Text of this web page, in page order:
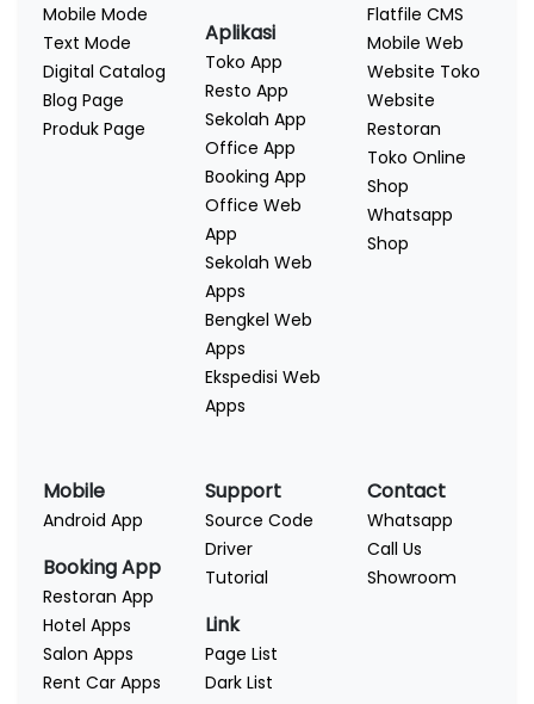
Mobile Mode
Text Mode
Digital Catalog
Blog Page
Produk Page
Aplikasi
Toko App
Resto App
Sekolah App
Office App
Booking App
Office Web
App
Sekolah Web
Apps
Bengkel Web
Apps
Ekspedisi Web
Apps
Flatfile CMS
Mobile Web
Website Toko
Website
Restoran
Toko Online
Shop
Whatsapp
Shop
Mobile
Android App
Booking App
Restoran App
Hotel Apps
Salon Apps
Rent Car Apps
Support
Source Code
Driver
Tutorial
Link
Page List
Dark List
Contact
Whatsapp
Call Us
Showroom